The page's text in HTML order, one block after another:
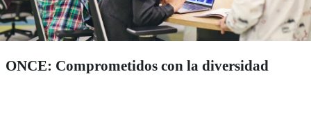
ONCE: Comprometidos con la diversidad